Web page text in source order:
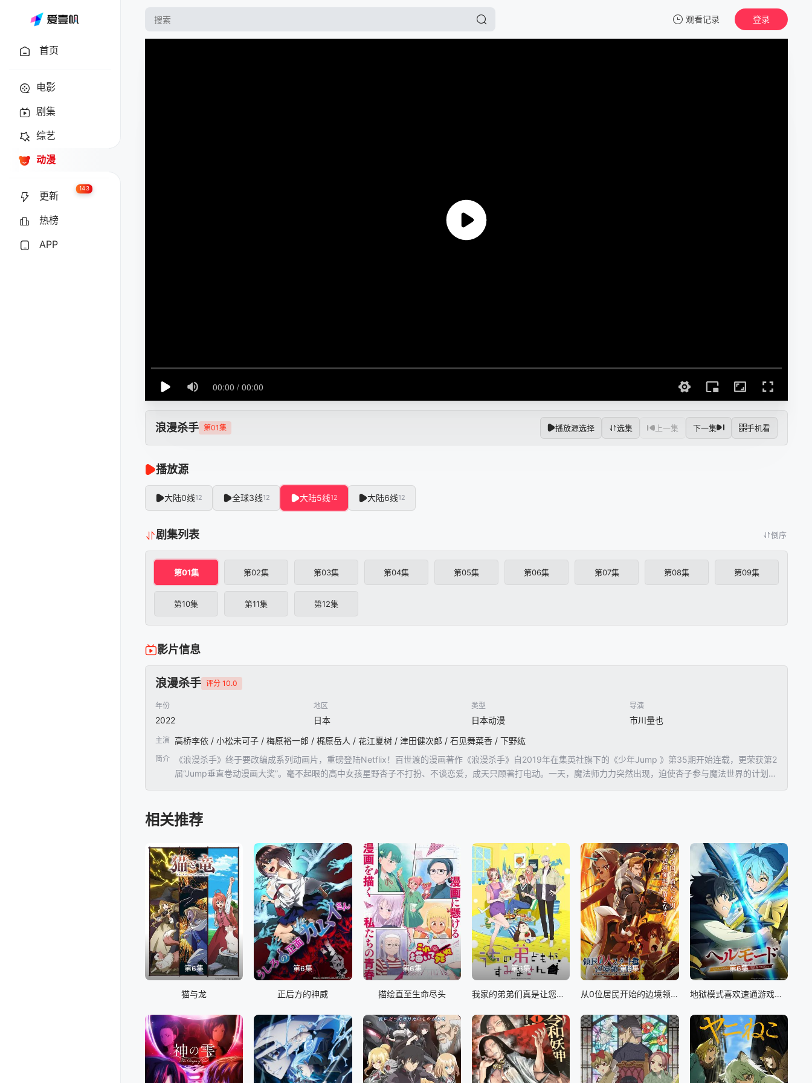
观看记录 登录
首页
电影
剧集
综艺
动漫
更新
143
热榜
APP
浪漫杀手 第01集 播放源选择 选集 上一集 下一集 手机看
播放源
大陆0线12 全球3线12 大陆5线12 大陆6线12
剧集列表 倒序
第01集 第02集 第03集 第04集 第05集 第06集 第07集 第08集 第09集
第10集 第11集 第12集
影片信息
浪漫杀手 评分 10.0
年份
2022
地区
日本
类型
日本动漫
导演
市川量也
主演 高桥李依 / 小松未可子 / 梅原裕一郎 / 梶原岳人 / 花江夏树 / 津田健次郎 / 石见舞菜香 / 下野纮
简介
《浪漫杀手》终于要改编成系列动画片，重磅登陆Netflix！百世渡的漫画著作《浪漫杀手》自2019年在集英社旗下的《少年Jump 》第35期开始连载，更荣获第2
届“Jump垂直卷动漫画大奖”。毫不起眼的高中女孩星野杏子不打扮、不谈恋爱，成天只顾著打电动。一天，魔法师力力突然出现，迫使杏子参与魔法世界的计划，
Netflix影集《浪漫杀手》将于2022年10月27日星期四全球首播，Netflix独家！
相关推荐
第6集
猫与龙
第6集
正后方的神威
第6集
描绘直至生命尽头
第6集
我家的弟弟们真是让您费心了
第6集
从0位居民开始的边境领主大人
第6集
地狱模式喜欢速通游戏的玩家在废设定异世界无双 第二季